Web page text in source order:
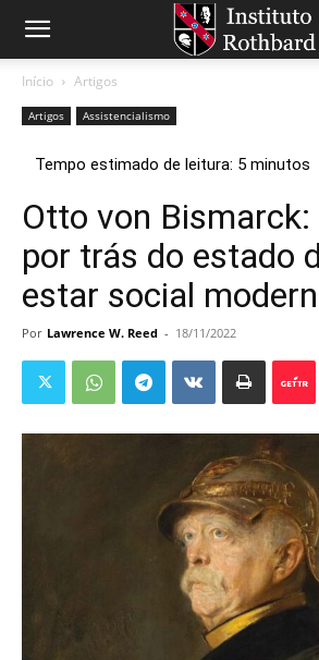
Início Artigos
Artigos Assistencialismo
Otto von
por trás do estado
estar social
Por Lawrence W. Reed - 18/11/2022